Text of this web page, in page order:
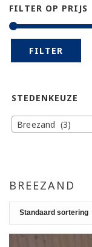
BREEZAND
FILTER OP PRIJS
FILTER
STEDENKEUZE
Breezand (3)